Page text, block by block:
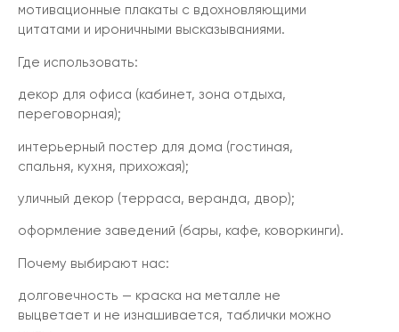
мотивационные плакаты с вдохновляющими
цитатами и ироничными высказываниями.
Где использовать:
декор для офиса (кабинет, зона отдыха,
переговорная);
интерьерный постер для дома (гостиная,
спальня, кухня, прихожая);
уличный декор (терраса, веранда, двор);
оформление заведений (бары, кафе, коворкинги).
Почему выбирают нас:
долговечность — краска на металле не
выцветает и не изнашивается, таблички можно